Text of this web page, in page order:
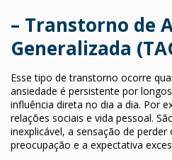
– Transtorno de
Generalizada
Esse tipo de transtorno ocorre
ansiedade é persistente por
influência direta no dia a dia. Por
relações sociais e vida pessoal.
inexplicável, a sensação de
preocupação e a expectativa